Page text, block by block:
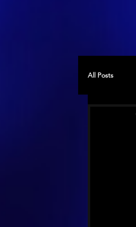
All Posts